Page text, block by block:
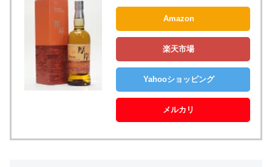
Amazon
楽天市場
Yahooショッピング
メルカリ